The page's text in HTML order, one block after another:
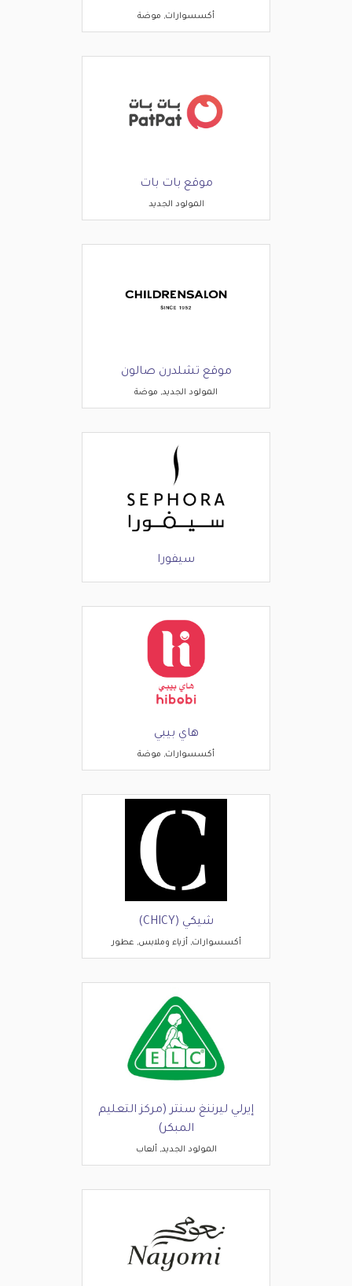
أكسسوارات, موضة
موقع بات بات
المولود الجديد
موقع تشلدرن صالون
المولود الجديد, موضة
سيفورا
هاي بيبي
أكسسوارات, موضة
شيكي (CHICY)
أكسسوارات, أزياء وملابس, عطور
إيرلي ليرننغ سنتر (مركز التعليم
المبكر)
المولود الجديد, ألعاب